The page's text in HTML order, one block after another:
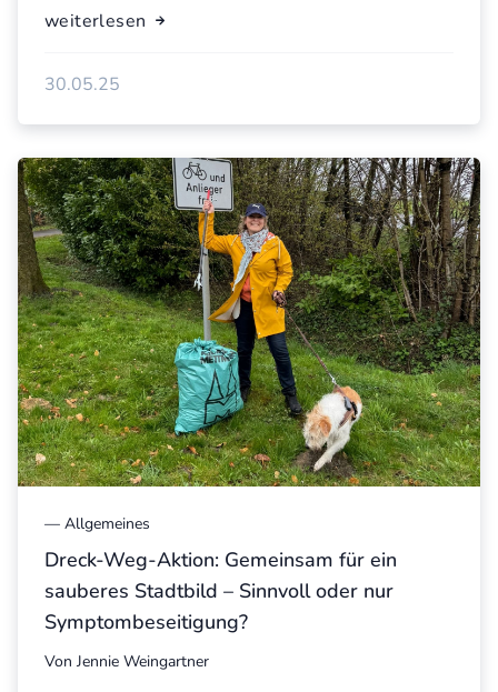
weiterlesen
30.05.25
— Allgemeines
Dreck-Weg-Aktion: Gemeinsam für ein
sauberes Stadtbild – Sinnvoll oder nur
Symptombeseitigung?
Von Jennie Weingartner